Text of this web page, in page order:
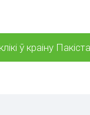
ў краіну